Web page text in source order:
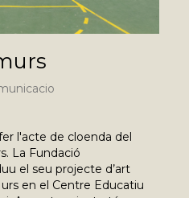
l'acte de cloenda del
La Fundació
el seu projecte d’art
en el Centre Educatiu